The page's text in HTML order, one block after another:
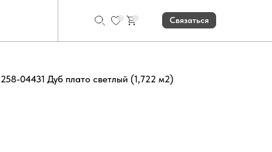
Связаться
04431 Дуб плато светлый (1,722 м2)